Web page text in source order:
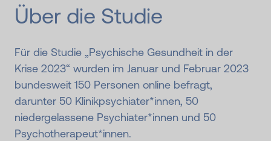
Über die Studie
Für die Studie „Psychische Gesundheit in der
Krise 2023“ wurden im Januar und Februar 2023
bundesweit 150 Personen online befragt,
darunter 50 Klinikpsychiater*innen, 50
niedergelassene Psychiater*innen und 50
Psychotherapeut*innen.